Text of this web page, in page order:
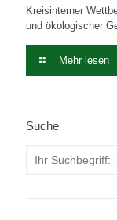
Kreisinterner
und ökologischer
Mehr lesen
Suche